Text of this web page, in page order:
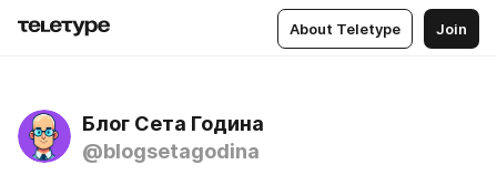
About Teletype Join
Блог Сета Година
@blogsetagodina